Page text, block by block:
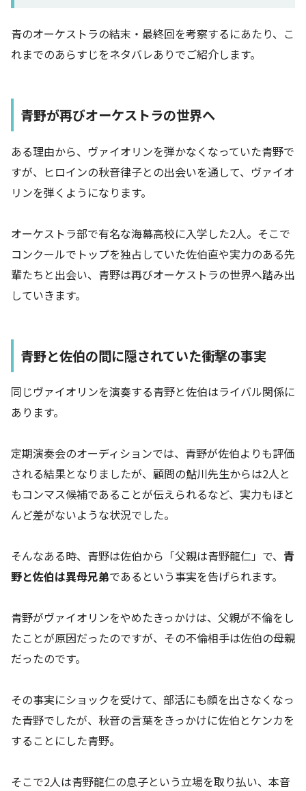
青のオーケストラの結末・最終回を考察するにあたり、こ
れまでのあらすじをネタバレありでご紹介します。
青野が再びオーケストラの世界へ
ある理由から、ヴァイオリンを弾かなくなっていた青野で
すが、ヒロインの秋音律子との出会いを通して、ヴァイオ
リンを弾くようになります。
オーケストラ部で有名な海幕高校に入学した2人。そこで
コンクールでトップを独占していた佐伯直や実力のある先
輩たちと出会い、青野は再びオーケストラの世界へ踏み出
していきます。
青野と佐伯の間に隠されていた衝撃の事実
同じヴァイオリンを演奏する青野と佐伯はライバル関係に
あります。
定期演奏会のオーディションでは、青野が佐伯よりも評価
される結果となりましたが、顧問の鮎川先生からは2人と
もコンマス候補であることが伝えられるなど、実力もほと
んど差がないような状況でした。
そんなある時、青野は佐伯から「父親は青野龍仁」で、 青
野と佐伯は異母兄弟であるという事実を告げられます。
青野がヴァイオリンをやめたきっかけは、父親が不倫をし
たことが原因だったのですが、その不倫相手は佐伯の母親
だったのです。
その事実にショックを受けて、部活にも顔を出さなくなっ
た青野でしたが、秋音の言葉をきっかけに佐伯とケンカを
することにした青野。
そこで2人は青野龍仁の息子という立場を取り払い、本音